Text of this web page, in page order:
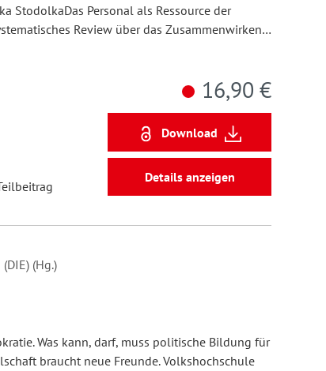
StodolkaDas Personal als Ressource der
Review über das Zusammenwirken…
16,90 €
Download
Details anzeigen
(Hg.)
Was kann, darf, muss politische Bildung für
braucht neue Freunde. Volkshochschule